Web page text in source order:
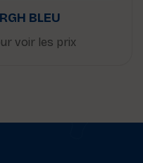
BLEU
voir les prix